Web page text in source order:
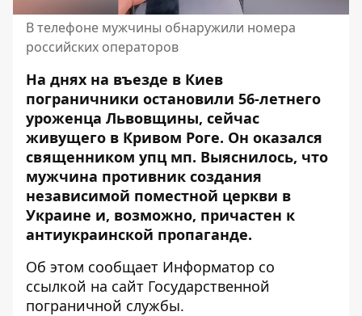
В телефоне мужчины обнаружили номера
российских операторов
На днях на въезде в Киев
пограничники остановили 56-летнего
уроженца Львовщины, сейчас
живущего в Кривом Роге. Он оказался
священником упц мп. Выяснилось, что
мужчина противник создания
независимой поместной церкви в
Украине и, возможно, причастен к
антиукраинской пропаганде.
Об этом сообщает Информатор со
ссылкой на сайт Государственной
пограничной службы.